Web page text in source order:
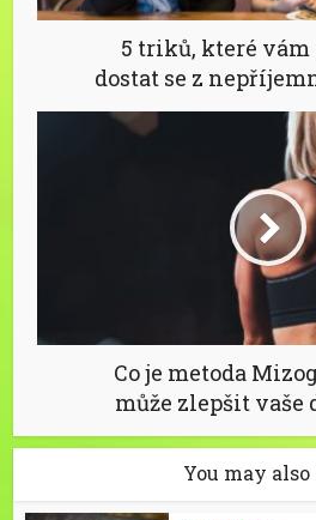
5 triků, které vám
dostat se z
Co je metoda
může zlepšit vaše
You may